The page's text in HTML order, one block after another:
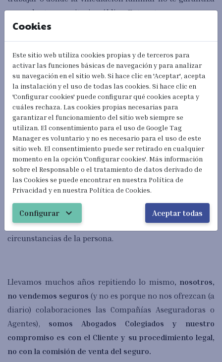
una cobertura sanitaria pública. Entre otros:
Autorización de estancia porEstudios, movilidad
de alumnos, prácticas no laborales o servicios de
voluntariado.
Autorización deResidencia No Lucrativa .
Reagrupación Familiar deAscendientes
Algunos Familiares de Español/Europeo (
mayores de 26 años, ascendientes, novi@,
Cada vez son más frecuentes los Clientes que vienen con
seguros privados de salud sin que sean necesarios, cuya
duración mínima es de 1 año y que, además, se renuevan
de forma automática.
Hablamos de un ahorro entre los
600€-3.000€/año, en función de la edad y
circunstancias de la persona.
Llevamos muchos años repitiendo lo mismo, nosotros,
no vendemos seguros (y no es porque no nos ofrezcan (a
diario) colaboraciones las Compañías Aseguradoras o
Agentes), somos Abogados Colegiados y nuestro
compromiso es con el Cliente y su procedimiento legal,
no con la comisión de venta del seguro.
Cookies
Este sitio web utiliza cookies propias y de terceros para
activar las funciones básicas de navegación y para analizar
su navegación en el sitio web. Si hace clic en 'Aceptar', acepta
la instalación y el uso de todas las cookies. Si hace clic en
'Configurar cookies' puede configurar qué cookies acepta y
cuáles rechaza. Las cookies propias necesarias para
garantizar el funcionamiento del sitio web siempre se
utilizan. El consentimiento para el uso de Google Tag
Manager es voluntario y no es necesario para el uso de este
sitio web. El consentimiento puede ser retirado en cualquier
momento en la opción 'Configurar cookies'. Más información
sobre el Responsable o el tratamiento de datos derivado de
las Cookies se puede encontrar en nuestra Política de
Privacidad y en nuestra Política de Cookies.
Configurar expand_more Aceptar todas